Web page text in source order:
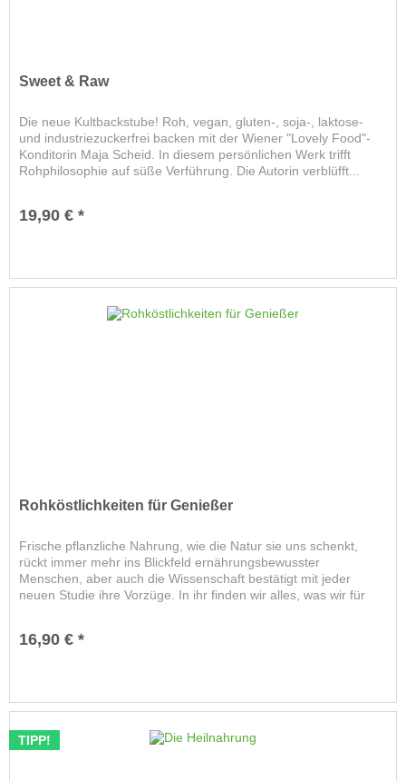
Sweet & Raw
Die neue Kultbackstube! Roh, vegan, gluten-, soja-, laktose-
und industriezuckerfrei backen mit der Wiener "Lovely Food"-
Konditorin Maja Scheid. In diesem persönlichen Werk trifft
Rohphilosophie auf süße Verführung. Die Autorin verblüfft...
19,90 € *
Rohköstlichkeiten für Genießer
Frische pflanzliche Nahrung, wie die Natur sie uns schenkt,
rückt immer mehr ins Blickfeld ernährungsbewusster
Menschen, aber auch die Wissenschaft bestätigt mit jeder
neuen Studie ihre Vorzüge. In ihr finden wir alles, was wir für
16,90 € *
TIPP!